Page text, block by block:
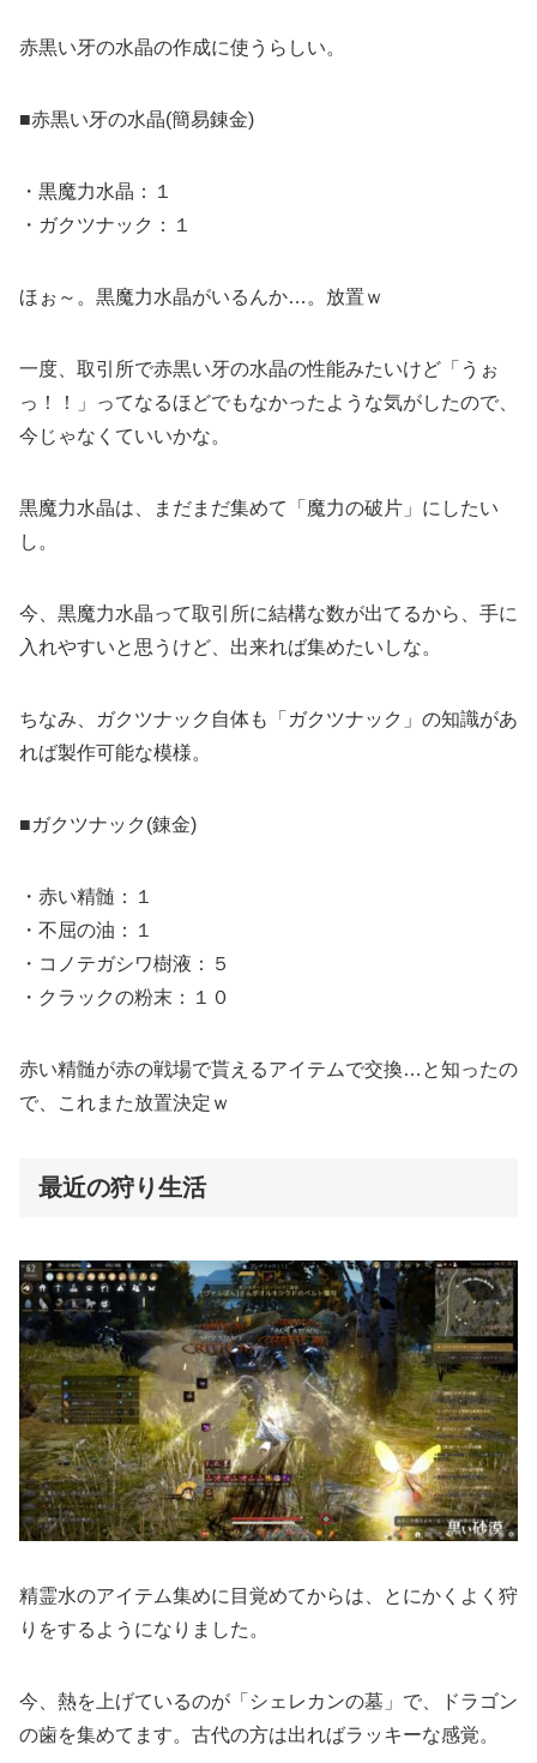
赤黒い牙の水晶の作成に使うらしい。
■赤黒い牙の水晶(簡易錬金)
・黒魔力水晶：１
・ガクツナック：１
ほぉ～。黒魔力水晶がいるんか…。放置ｗ
一度、取引所で赤黒い牙の水晶の性能みたいけど「うぉ
っ！！」ってなるほどでもなかったような気がしたので、
今じゃなくていいかな。
黒魔力水晶は、まだまだ集めて「魔力の破片」にしたい
し。
今、黒魔力水晶って取引所に結構な数が出てるから、手に
入れやすいと思うけど、出来れば集めたいしな。
ちなみ、ガクツナック自体も「ガクツナック」の知識があ
れば製作可能な模様。
■ガクツナック(錬金)
・赤い精髄：１
・不屈の油：１
・コノテガシワ樹液：５
・クラックの粉末：１０
赤い精髄が赤の戦場で貰えるアイテムで交換…と知ったの
で、これまた放置決定ｗ
最近の狩り生活
精霊水のアイテム集めに目覚めてからは、とにかくよく狩
りをするようになりました。
今、熱を上げているのが「シェレカンの墓」で、ドラゴン
の歯を集めてます。古代の方は出ればラッキーな感覚。